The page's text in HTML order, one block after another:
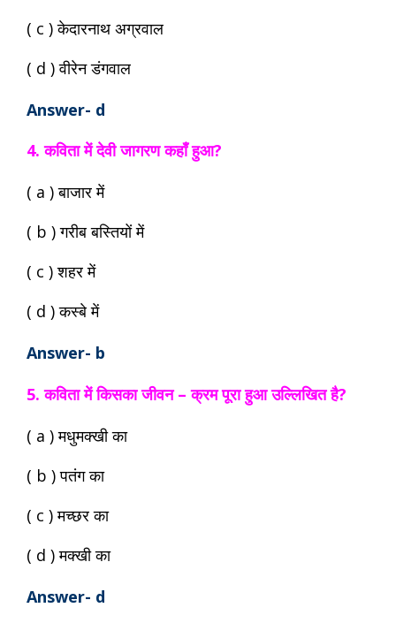
( c ) केदारनाथ अग्रवाल
( d ) वीरेन डंगवाल
Answer- d
4. कविता में देवी जागरण कहाँ हुआ?
( a ) बाजार में
( b ) गरीब बस्तियों में
( c ) शहर में
( d ) कस्बे में
Answer- b
5. कविता में किसका जीवन – क्रम पूरा हुआ उल्लिखित है?
( a ) मधुमक्खी का
( b ) पतंग का
( c ) मच्छर का
( d ) मक्खी का
Answer- d